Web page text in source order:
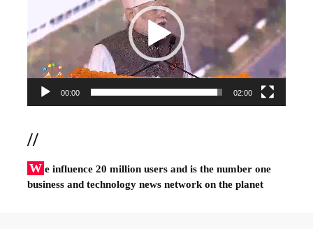
00:00 02:00
//
W e influence 20 million users and is the number one
business and technology news network on the planet